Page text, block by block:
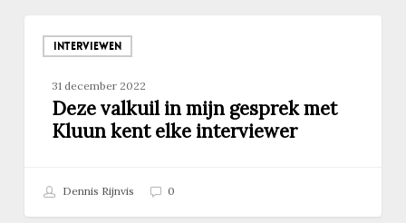
INTERVIEWEN
valkuil
mijn
gesprek
elke
31 december 2022
Deze valkuil in mijn gesprek met
Kluun kent elke interviewer
Dennis Rijnvis 0